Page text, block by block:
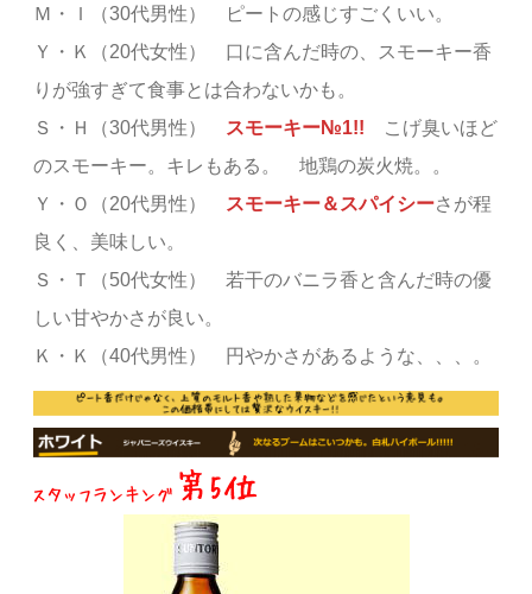
Ｍ・Ｉ（30代男性） ピートの感じすごくいい。
Ｙ・Ｋ（20代女性） 口に含んだ時の、スモーキー香
りが強すぎて食事とは合わないかも。
Ｓ・Ｈ（30代男性）
スモーキー№1!!
こげ臭いほど
のスモーキー。キレもある。 地鶏の炭火焼。。
Ｙ・Ｏ（20代男性）
スモーキー＆スパイシーさが程
良く、美味しい。
Ｓ・Ｔ（50代女性） 若干のバニラ香と含んだ時の優
しい甘やかさが良い。
Ｋ・Ｋ（40代男性） 円やかさがあるような、、、。